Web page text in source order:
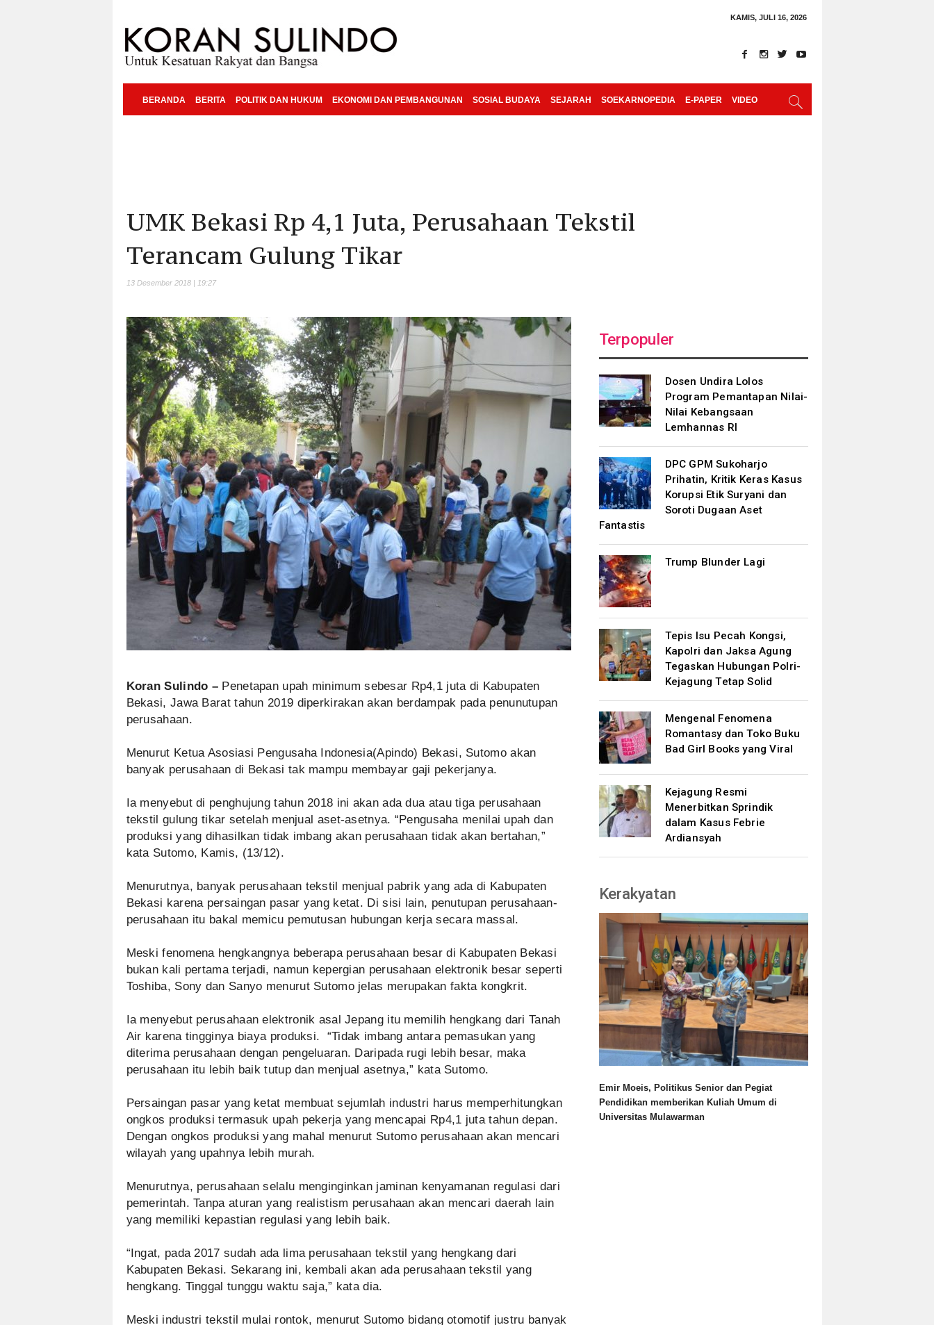
KAMIS, JULI 16, 2026
BERANDA BERITA POLITIK DAN HUKUM EKONOMI DAN PEMBANGUNAN SOSIAL BUDAYA SEJARAH SOEKARNOPEDIA E-PAPER VIDEO
UMK Bekasi Rp 4,1 Juta, Perusahaan Tekstil
Terancam Gulung Tikar
13 Desember 2018 | 19:27
Koran Sulindo – Penetapan upah minimum sebesar Rp4,1 juta di Kabupaten
Bekasi, Jawa Barat tahun 2019 diperkirakan akan berdampak pada penunutupan
perusahaan.
Menurut Ketua Asosiasi Pengusaha Indonesia(Apindo) Bekasi, Sutomo akan
banyak perusahaan di Bekasi tak mampu membayar gaji pekerjanya.
Ia menyebut di penghujung tahun 2018 ini akan ada dua atau tiga perusahaan
tekstil gulung tikar setelah menjual aset-asetnya. “Pengusaha menilai upah dan
produksi yang dihasilkan tidak imbang akan perusahaan tidak akan bertahan,”
kata Sutomo, Kamis, (13/12).
Menurutnya, banyak perusahaan tekstil menjual pabrik yang ada di Kabupaten
Bekasi karena persaingan pasar yang ketat. Di sisi lain, penutupan perusahaan-
perusahaan itu bakal memicu pemutusan hubungan kerja secara massal.
Meski fenomena hengkangnya beberapa perusahaan besar di Kabupaten Bekasi
bukan kali pertama terjadi, namun kepergian perusahaan elektronik besar seperti
Toshiba, Sony dan Sanyo menurut Sutomo jelas merupakan fakta kongkrit.
Ia menyebut perusahaan elektronik asal Jepang itu memilih hengkang dari Tanah
Air karena tingginya biaya produksi. “Tidak imbang antara pemasukan yang
diterima perusahaan dengan pengeluaran. Daripada rugi lebih besar, maka
perusahaan itu lebih baik tutup dan menjual asetnya,” kata Sutomo.
Persaingan pasar yang ketat membuat sejumlah industri harus memperhitungkan
ongkos produksi termasuk upah pekerja yang mencapai Rp4,1 juta tahun depan.
Dengan ongkos produksi yang mahal menurut Sutomo perusahaan akan mencari
wilayah yang upahnya lebih murah.
Menurutnya, perusahaan selalu menginginkan jaminan kenyamanan regulasi dari
pemerintah. Tanpa aturan yang realistism perusahaan akan mencari daerah lain
yang memiliki kepastian regulasi yang lebih baik.
“Ingat, pada 2017 sudah ada lima perusahaan tekstil yang hengkang dari
Kabupaten Bekasi. Sekarang ini, kembali akan ada perusahaan tekstil yang
hengkang. Tinggal tunggu waktu saja,” kata dia.
Meski industri tekstil mulai rontok, menurut Sutomo bidang otomotif justru banyak
Terpopuler
Dosen Undira Lolos
Program Pemantapan Nilai-
Nilai Kebangsaan
Lemhannas RI
DPC GPM Sukoharjo
Prihatin, Kritik Keras Kasus
Korupsi Etik Suryani dan
Soroti Dugaan Aset
Fantastis
Trump Blunder Lagi
Tepis Isu Pecah Kongsi,
Kapolri dan Jaksa Agung
Tegaskan Hubungan Polri-
Kejagung Tetap Solid
Mengenal Fenomena
Romantasy dan Toko Buku
Bad Girl Books yang Viral
Kejagung Resmi
Menerbitkan Sprindik
dalam Kasus Febrie
Ardiansyah
Kerakyatan
Emir Moeis, Politikus Senior dan Pegiat
Pendidikan memberikan Kuliah Umum di
Universitas Mulawarman